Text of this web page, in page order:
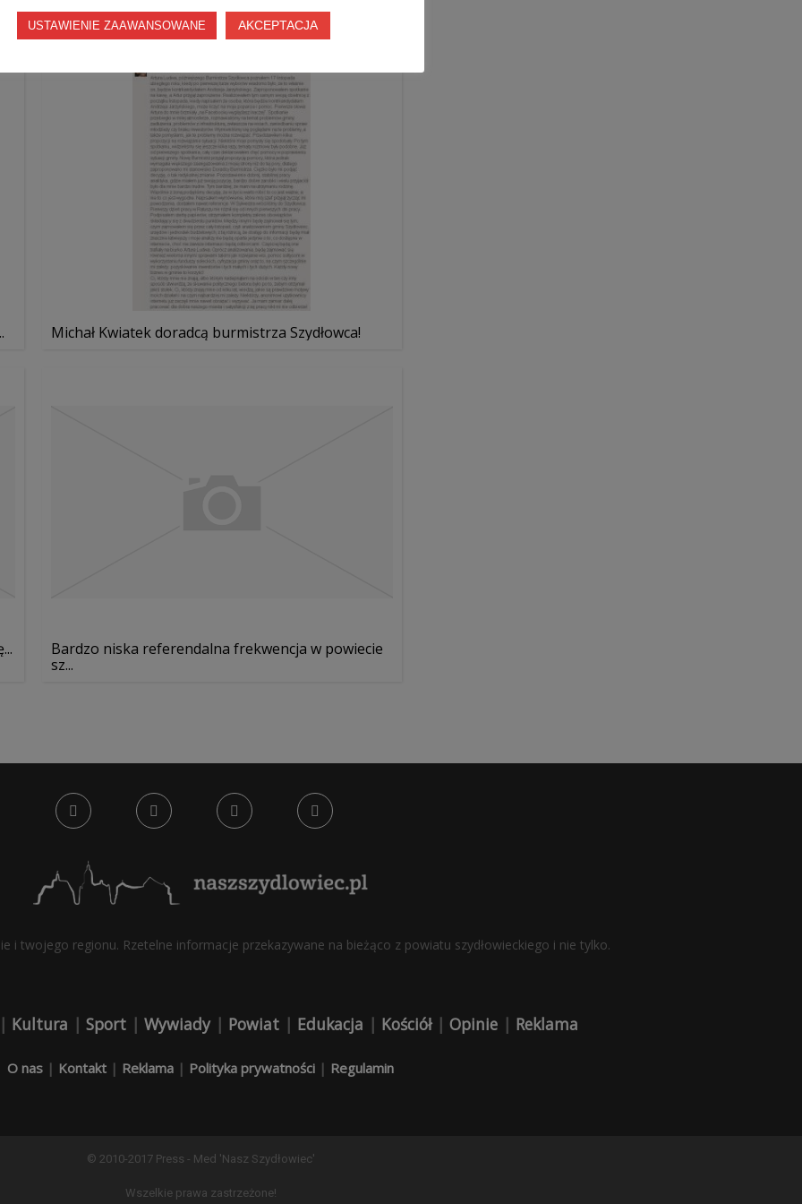
Michał Kwiatek doradcą burmistrza Szydłowca!
Bardzo niska referendalna frekwencja w powiecie
sz...
i twojego regionu. Rzetelne informacje przekazywane na bieżąco z powiatu szydłowieckiego i nie tylko.
Kultura | Sport | Wywiady| Powiat | Edukacja | Kościół| Opinie | Reklama
O nas | Kontakt | Reklama | Polityka prywatności | Regulamin
© 2010-2017 Press - Med 'Nasz Szydłowiec'
Wszelkie prawa zastrzeżone!
USTAWIENIE ZAAWANSOWANE AKCEPTACJA